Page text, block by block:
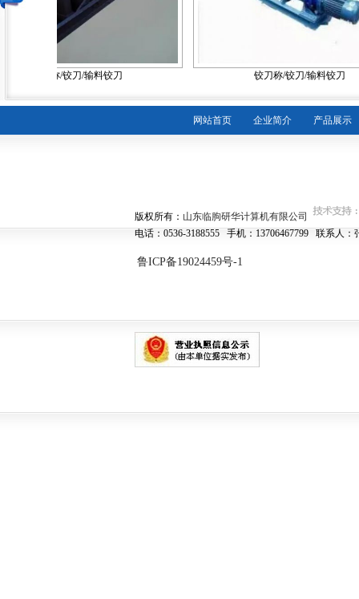
铰刀称/铰刀/输料铰刀 铰刀称/铰刀/输料铰刀
网站首页 企业简介 产品展示
版权所有： 山东临朐研华计算机有限公司
电话：0536-3188555 手机：13706467799 联系人
鲁ICP备19024459号-1